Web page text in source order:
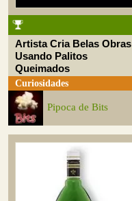
Artista Cria Belas Obras
Usando Palitos
Queimados
Curiosidades
Pipoca de Bits